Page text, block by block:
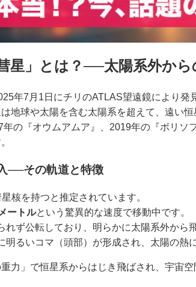
星」とは？──太陽系外か
年7月1日にチリのATLAS望遠鏡により
地球や太陽を含む太陽系を超えて、遠い
の『オウムアムア』、2019年の『ボリソ
──その軌道と特徴
核を持つと推定されています。
ートルという驚異的な速度で移動中です。
れず公転しており、明らかに太陽系外から
明るいコマ（頭部）が形成され、太陽の熱
力」で恒星系からはじき飛ばされ、宇宙